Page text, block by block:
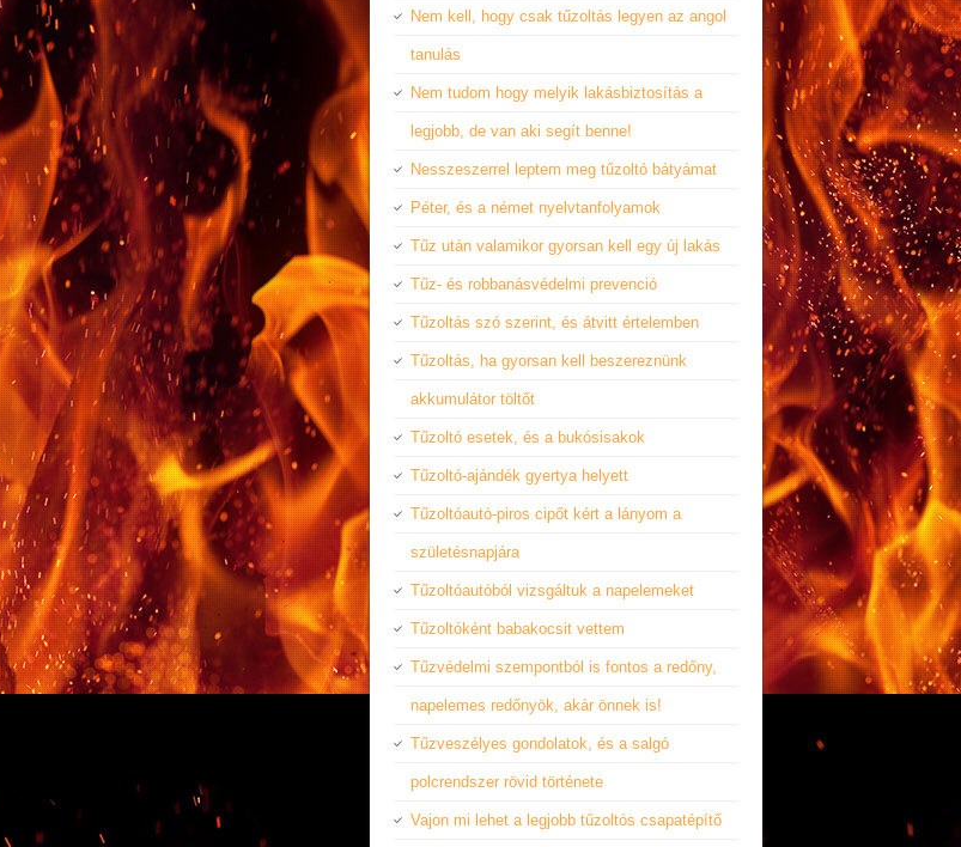
Nem kell, hogy csak tűzoltás legyen az angol
tanulás
Nem tudom hogy melyik lakásbiztosítás a
legjobb, de van aki segít benne!
Nesszeszerrel leptem meg tűzoltó bátyámat
Péter, és a német nyelvtanfolyamok
Tűz után valamikor gyorsan kell egy új lakás
Tűz- és robbanásvédelmi prevenció
Tűzoltás szó szerint, és átvitt értelemben
Tűzoltás, ha gyorsan kell beszereznünk
akkumulátor töltőt
Tűzoltó esetek, és a bukósisakok
Tűzoltó-ajándék gyertya helyett
Tűzoltóautó-piros cipőt kért a lányom a
születésnapjára
Tűzoltóautóból vizsgáltuk a napelemeket
Tűzoltóként babakocsit vettem
Tűzvédelmi szempontból is fontos a redőny,
napelemes redőnyök, akár önnek is!
Tűzveszélyes gondolatok, és a salgó
polcrendszer rövid története
Vajon mi lehet a legjobb tűzoltós csapatépítő